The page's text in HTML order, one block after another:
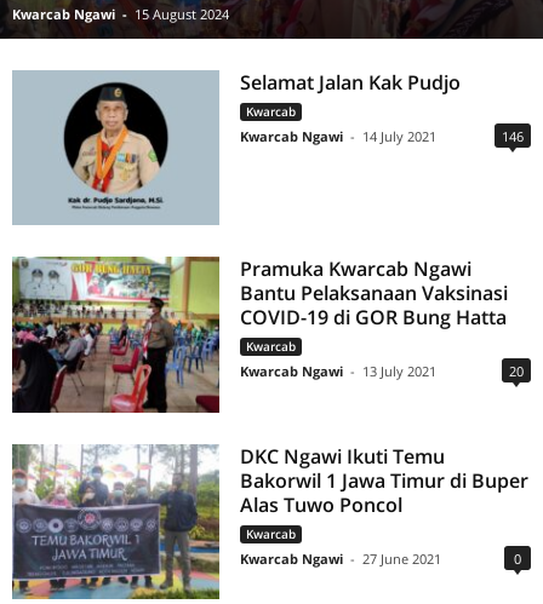
Kwarcab Ngawi - 15 August 2024
Selamat Jalan Kak Pudjo
Kwarcab
Kwarcab Ngawi - 14 July 2021 146
Pramuka Kwarcab Ngawi
Bantu Pelaksanaan Vaksinasi
COVID-19 di GOR Bung Hatta
Kwarcab
Kwarcab Ngawi - 13 July 2021 20
DKC Ngawi Ikuti Temu
Bakorwil 1 Jawa Timur di Buper
Alas Tuwo Poncol
Kwarcab
Kwarcab Ngawi - 27 June 2021 0